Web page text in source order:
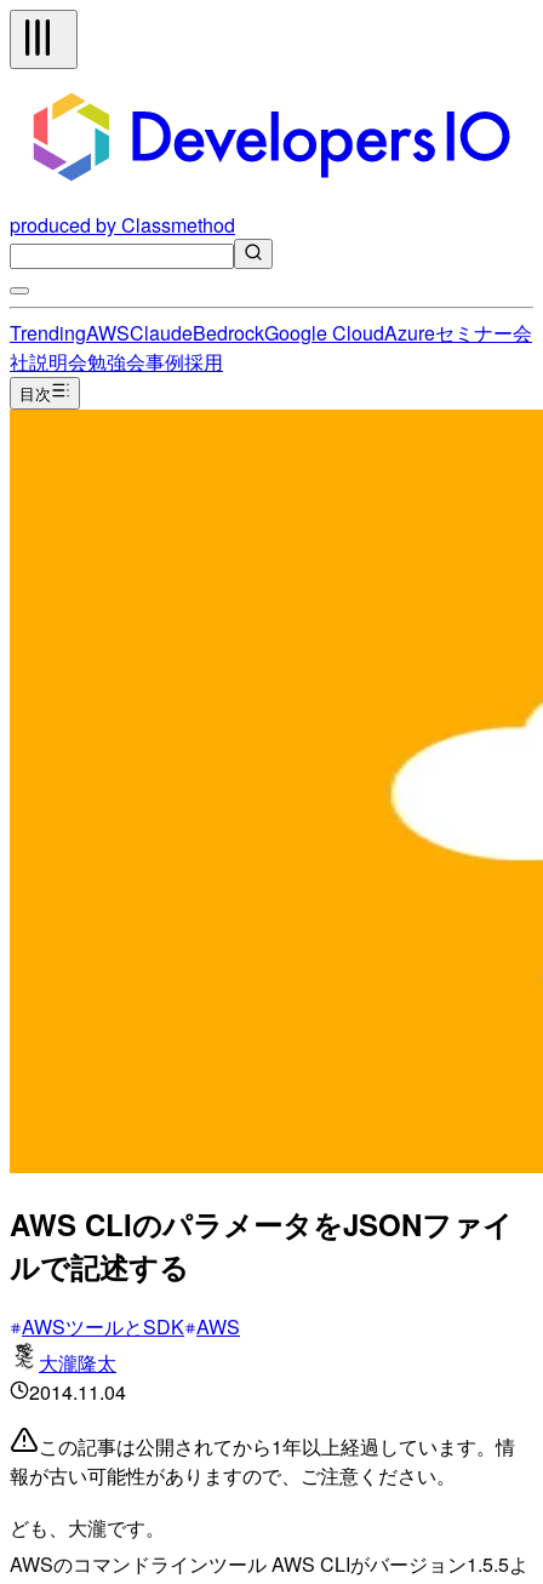
produced by Classmethod
TrendingAWSClaudeBedrockGoogle CloudAzureセミナー会
社説明会勉強会事例採用
目次
AWS CLIのパラメータをJSONファイ
ルで記述する
AWSツールとSDK AWS
大瀧隆太
2014.11.04
この記事は公開されてから1年以上経過しています。情
報が古い可能性がありますので、ご注意ください。
ども、大瀧です。
AWSのコマンドラインツール AWS CLIがバージョン1.5.5よ